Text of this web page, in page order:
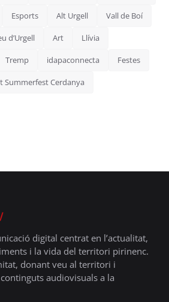
Esports Alt Urgell Vall de Boí
d’Urgell Art Llívia
Tremp idapaconnecta Festes
Summerfest Cerdanya
digital centrat en l’actualitat,
i la vida del territori pirinenc.
donant veu al territori i
audiovisuals a la